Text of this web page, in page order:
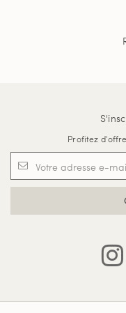
Profitez